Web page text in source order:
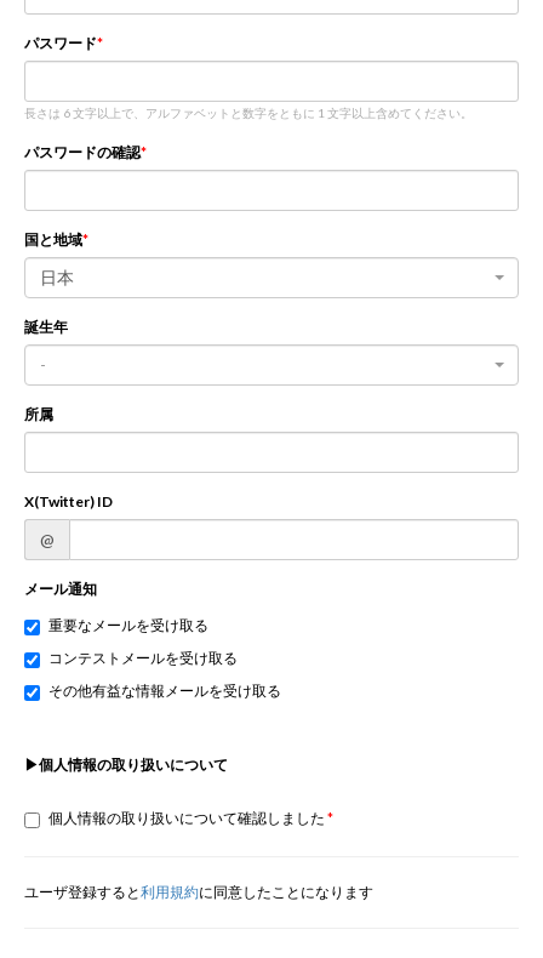
パスワード
長さは 6 文字以上で、アルファベットと数字をともに 1 文字以上含めてください。
パスワードの確認
国と地域
日本
誕生年
-
所属
X(Twitter) ID
@
メール通知
重要なメールを受け取る
コンテストメールを受け取る
その他有益な情報メールを受け取る
▶個人情報の取り扱いについて
個人情報の取り扱いについて確認しました
ユーザ登録すると利用規約に同意したことになります